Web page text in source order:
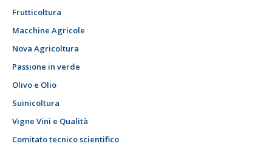
Frutticoltura
Macchine Agricole
Nova Agricoltura
Passione in verde
Olivo e Olio
Suinicoltura
Vigne Vini e Qualità
Comitato tecnico scientifico